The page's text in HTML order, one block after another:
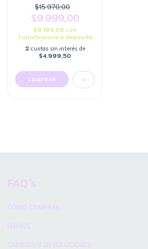
$15.970,00
$9.999,00
$9.199,08 con
Transferencia o depósito
2 cuotas sin interés de
$4.999,50
COMPRAR
FAQ´s
CÓMO COMPRAR
ENVIOS
CAMBIOS Y DEVOLUCIONES